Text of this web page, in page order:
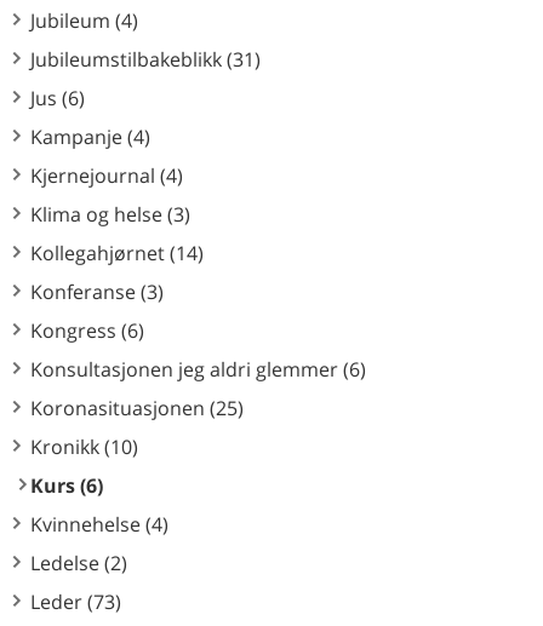
Jubileum (4)
Jubileumstilbakeblikk (31)
Jus (6)
Kampanje (4)
Kjernejournal (4)
Klima og helse (3)
Kollegahjørnet (14)
Konferanse (3)
Kongress (6)
Konsultasjonen jeg aldri glemmer (6)
Koronasituasjonen (25)
Kronikk (10)
Kurs (6)
Kvinnehelse (4)
Ledelse (2)
Leder (73)